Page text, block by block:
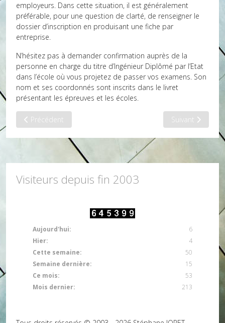
employeurs. Dans cette situation, il est généralement
préférable, pour une question de clarté, de renseigner le
dossier d’inscription en produisant une fiche par
entreprise.
N’hésitez pas à demander confirmation auprès de la
personne en charge du titre d’Ingénieur Diplômé par l’Etat
dans l’école où vous projetez de passer vos examens. Son
nom et ses coordonnés sont inscrits dans le livret
présentant les épreuves et les écoles.
Article précédent : Dossier d'inscription si l'on travaille pour
Précédent Article suivant :
Suivant
Visiteurs depuis fin 2003
Aujourd'hui:
6
Hier:
4
Cette semaine:
50
Semaine dernière:
15
Ce mois:
53
Mois dernier:
213